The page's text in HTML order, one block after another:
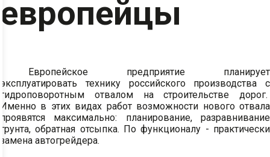
европейцы
Европейское предприятие планирует
эксплуатировать технику российского производства с
гидроповоротным отвалом на строительстве дорог.
Именно в этих видах работ возможности нового отвала
проявятся максимально: планирование, разравнивание
грунта, обратная отсыпка. По функционалу - практически
замена автогрейдера.